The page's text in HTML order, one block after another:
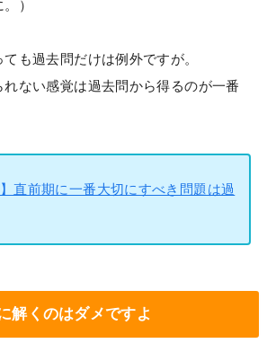
）
も過去問だけは例外ですが。
ない感覚は過去問から得るのが一番
】直前期に一番大切にすべき問題は過
解くのはダメですよ